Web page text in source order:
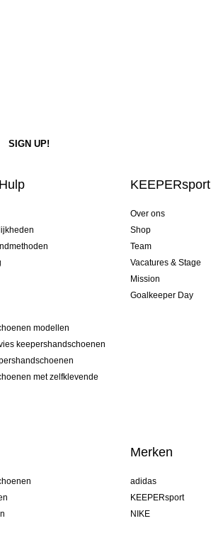
modellen
keepershandschoenen
met zelfklevende
KEEPERsport
Over ons
Shop
Team
Vacatures & Stage
Mission
Goalkeeper Day
Merken
adidas
KEEPERsport
NIKE